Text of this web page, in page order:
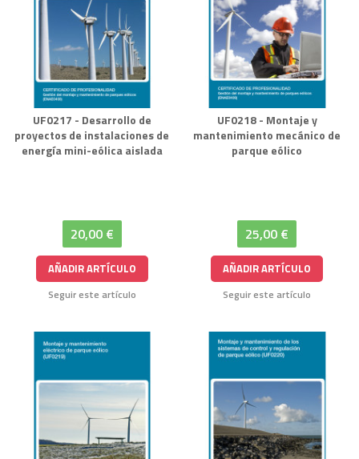
UF0217 - Desarrollo de
proyectos de instalaciones de
energía mini-eólica aislada
20,00 €
AÑADIR ARTÍCULO
Seguir este artículo
UF0218 - Montaje y
mantenimiento mecánico de
parque eólico
25,00 €
AÑADIR ARTÍCULO
Seguir este artículo